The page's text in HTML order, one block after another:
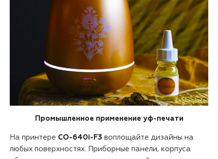
Промышленное применение уф-печати
На принтере CO-640i-F3 воплощайте дизайны на
любых поверхностях. Приборные панели, корпуса